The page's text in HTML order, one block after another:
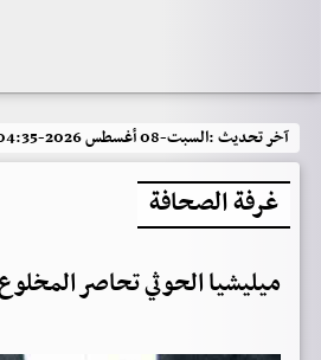
آخر تحديث :السبت-08 أغسطس 2026-04:35م
غرفة الصحافة
ميليشيا الحوثي تحاصر